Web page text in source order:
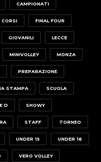
CAMPIONATI
CORSI FINAL FOUR
GIOVANILI LECCE
MINIVOLLEY MONZA
PREPARAZIONE
STAMPA SCUOLA
D SHOWY
STAFF TORNEO
UNDER 15 UNDER 16
VERO VOLLEY